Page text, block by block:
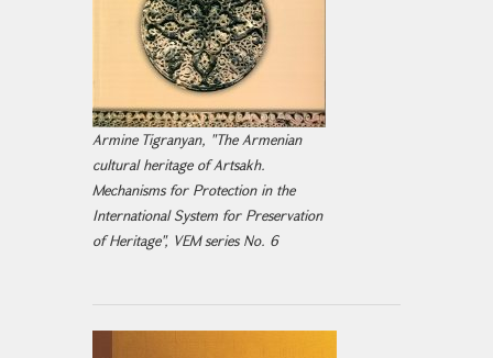
Armine Tigranyan, "The Armenian
cultural heritage of Artsakh.
Mechanisms for Protection in the
International System for Preservation
of Heritage", VEM series No. 6